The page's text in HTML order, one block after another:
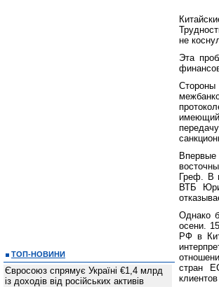
не
Эта
Стороны
Греф. В
ВТБ
Однако
осени.
РФ в
стран
ТОП-НОВИНИ
Євросоюз спрямує Україні €1,4 млрд
із доходів від російських активів